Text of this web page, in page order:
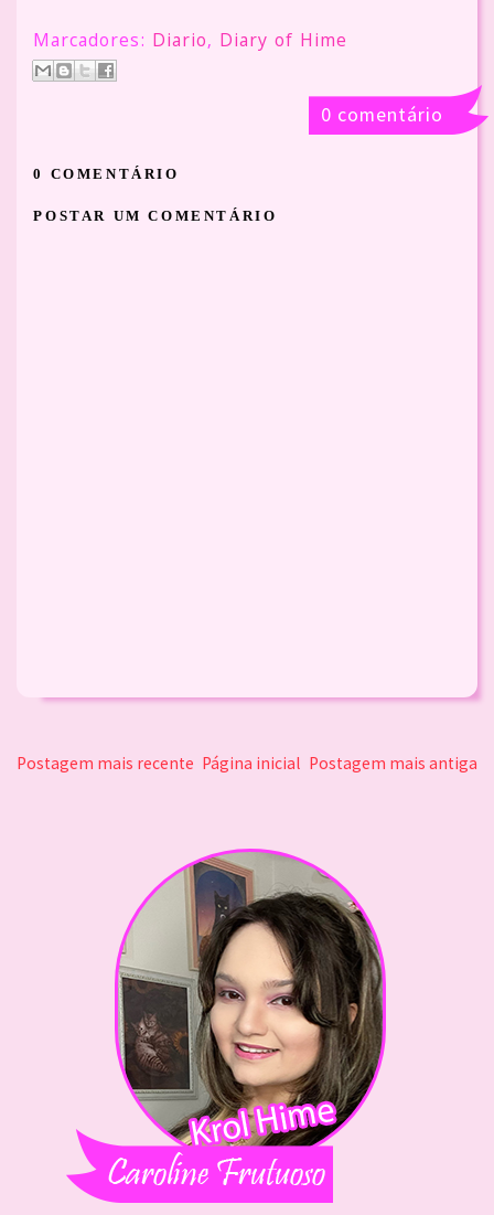
Marcadores: Diario, Diary of Hime
0 comentário
0 COMENTÁRIO
POSTAR UM COMENTÁRIO
Postagem mais recente Postagem mais antiga
Página inicial